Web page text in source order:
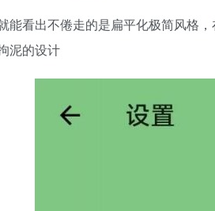
能看出不倦走的是扁平化极简风格
泥的设计